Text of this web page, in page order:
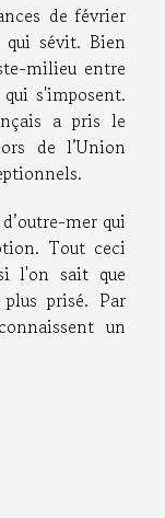
de février
sévit. Bien
milieu entre
s'imposent.
a pris le
de l’Union
mer qui
Tout ceci
l'on sait que
prisé. Par
un